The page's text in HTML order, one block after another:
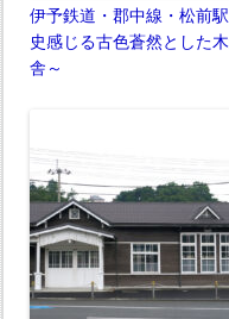
伊予鉄道・郡中線・松前
史感じる古色蒼然とした
舎～